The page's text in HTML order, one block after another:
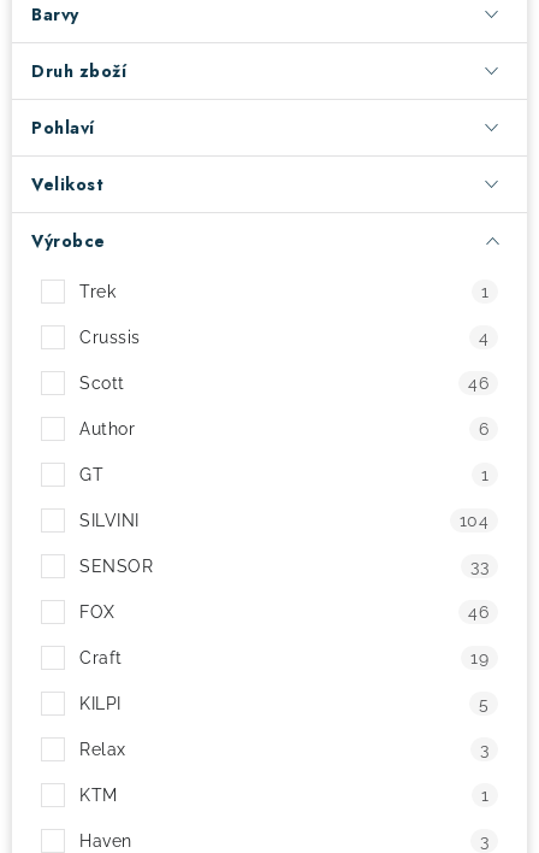
! Akce ! Obchodní podmínky
Moje objednávka
Čeština
Servis
Testovací centrum
Barvy
Druh zboží
Pohlaví
Velikost
Výrobce
Trek 1
Crussis 4
Scott 46
Author 6
GT 1
SILVINI 104
SENSOR 33
FOX 46
Craft 19
KILPI 5
Relax 3
KTM 1
Haven 3